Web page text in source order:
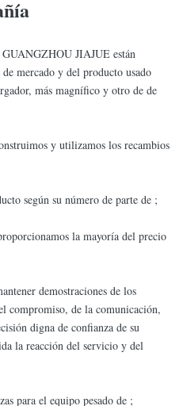
JIAJUE están
mercado y del producto usado
más magnífico y otro de de
y utilizamos los recambios
según su número de parte de ;
la mayoría del precio
demostraciones de los
compromiso, de la comunicación,
digna de confianza de su
la reacción del servicio y del
para el equipo pesado de ;